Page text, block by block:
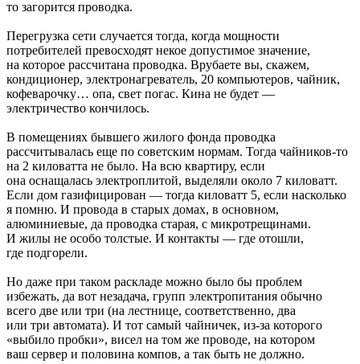
то загорится проводка.
Перегрузка сети случается тогда, когда мощности
потребителей превосходят некое допустимое значение,
на которое рассчитана проводка. Врубаете вы, скажем,
кондиционер, электронагреватель, 20 компьютеров, чайник,
кофеварочку… опа, свет погас. Кина не будет —
электричество кончилось.
В помещениях бывшего жилого фонда проводка
рассчитывалась еще по советским нормам. Тогда чайников-то
на 2 киловатта не было. На всю квартиру, если
она оснащалась электроплитой, выделяли около 7 киловатт.
Если дом газифицирован — тогда киловатт 5, если насколько
я помню. И провода в старых домах, в основном,
алюминиевые, да проводка старая, с микротрещинами.
И жилы не особо толстые. И контакты — где отошли,
где подгорели.
Но даже при таком раскладе можно было бы проблем
избежать, да вот незадача, групп электропитания обычно
всего две или три (на лестнице, соответственно, два
или три автомата). И тот самый чайничек, из-за которого
«выбило пробки», висел на том же проводе, на котором
ваш сервер и половина компов, а так быть не должно.